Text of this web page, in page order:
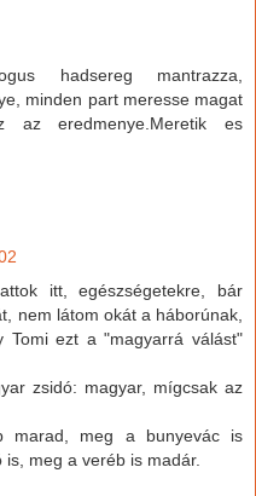
hadsereg mantrazza,
minden part meresse magat
az eredmenye.Meretik es
itt, egészségetekre, bár
nem látom okát a háborúnak,
Tomi ezt a "magyarrá válást"
zsidó: magyar, mígcsak az
marad, meg a bunyevác is
meg a veréb is madár.